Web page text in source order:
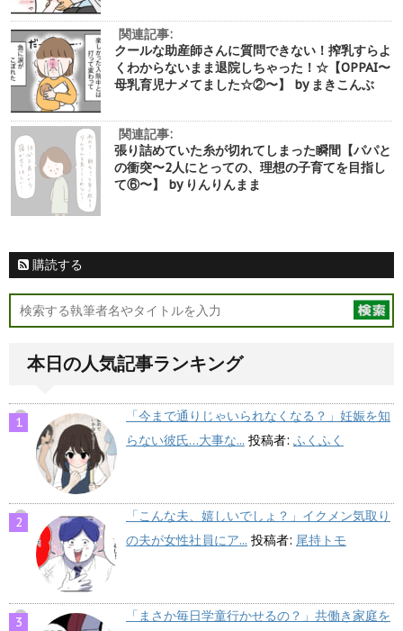
関連記事:
クールな助産師さんに質問できない！搾乳すらよ
くわからないまま退院しちゃった！☆【OPPAI〜
母乳育児ナメてました☆②〜】 by まきこんぶ
関連記事:
張り詰めていた糸が切れてしまった瞬間【パパと
の衝突〜2人にとっての、理想の子育てを目指し
て⑥〜】 by りんりんまま
購読する
本日の人気記事ランキング
「今まで通りじゃいられなくなる？」妊娠を知
らない彼氏…大事な... 投稿者: ふくふく
「こんな夫、嬉しいでしょ？」イクメン気取り
の夫が女性社員にア... 投稿者: 尾持トモ
「まさか毎日学童行かせるの？」共働き家庭を